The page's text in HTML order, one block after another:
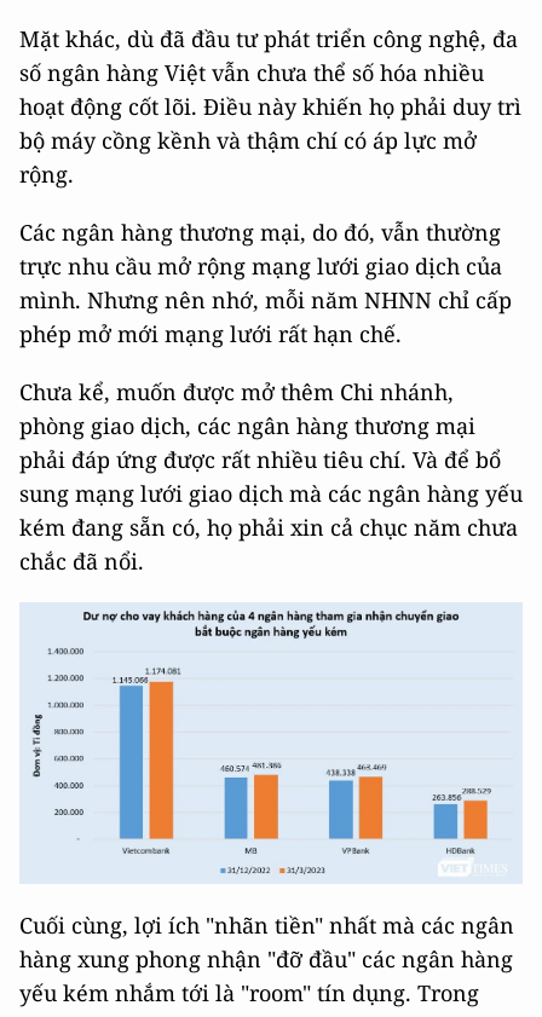
Mặt khác, dù đã đầu tư phát triển công nghệ, đa
số ngân hàng Việt vẫn chưa thể số hóa nhiều
hoạt động cốt lõi. Điều này khiến họ phải duy trì
bộ máy cồng kềnh và thậm chí có áp lực mở
rộng.
Các ngân hàng thương mại, do đó, vẫn thường
trực nhu cầu mở rộng mạng lưới giao dịch của
mình. Nhưng nên nhớ, mỗi năm NHNN chỉ cấp
phép mở mới mạng lưới rất hạn chế.
Chưa kể, muốn được mở thêm Chi nhánh,
phòng giao dịch, các ngân hàng thương mại
phải đáp ứng được rất nhiều tiêu chí. Và để bổ
sung mạng lưới giao dịch mà các ngân hàng yếu
kém đang sẵn có, họ phải xin cả chục năm chưa
chắc đã nổi.
Cuối cùng, lợi ích "nhãn tiền" nhất mà các ngân
hàng xung phong nhận "đỡ đầu" các ngân hàng
yếu kém nhắm tới là "room" tín dụng. Trong